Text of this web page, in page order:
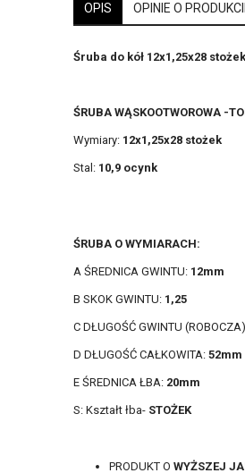
OPIS OPINIE O
Śruba do kół 12x1,25x28
ŚRUBA WĄSKOOTWOROWA -
Wymiary: 12x1,25x28 stożek
Stal: 10,9 ocynk
ŚRUBA O WYMIARACH:
A ŚREDNICA GWINTU: 12mm
B SKOK GWINTU: 1,25
C DŁUGOŚĆ GWINTU
D DŁUGOŚĆ CAŁKOWITA: 52mm
E ŚREDNICA ŁBA: 20mm
S: Kształt łba- STOŻEK
PRODUKT O WYŻSZEJ